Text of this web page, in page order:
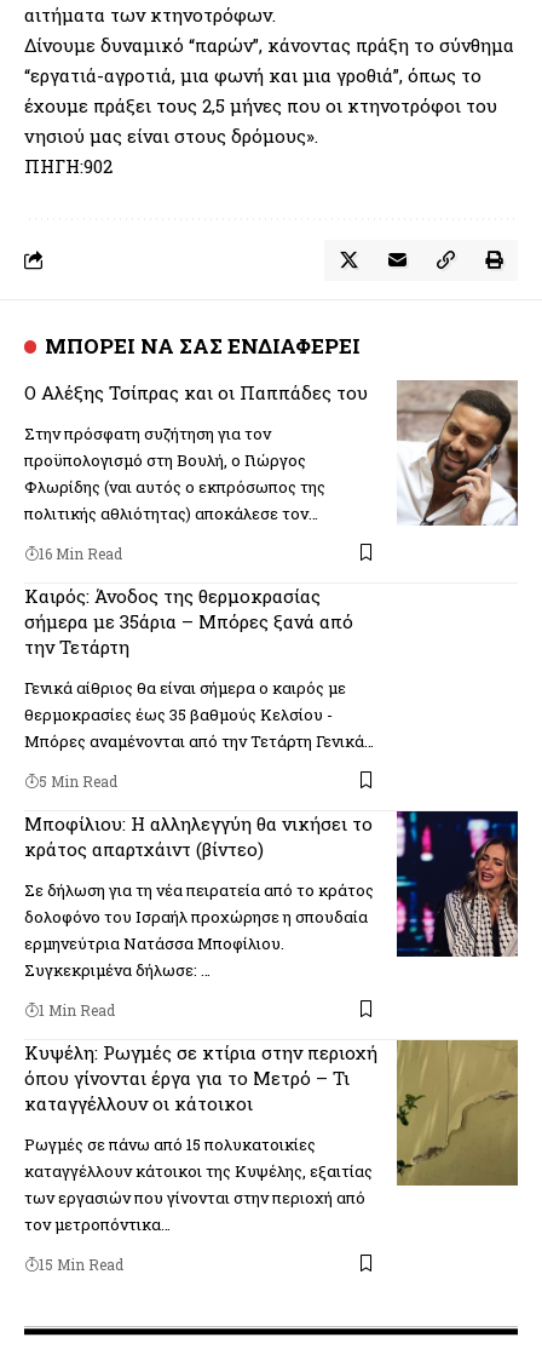
αιτήματα των κτηνοτρόφων.
Δίνουμε δυναμικό “παρών”, κάνοντας πράξη το σύνθημα
“εργατιά-αγροτιά, μια φωνή και μια γροθιά”, όπως το
έχουμε πράξει τους 2,5 μήνες που οι κτηνοτρόφοι του
νησιού μας είναι στους δρόμους».
ΠΗΓΗ:902
ΜΠΟΡΕΙ ΝΑ ΣΑΣ ΕΝΔΙΑΦΕΡΕΙ
Ο Αλέξης Τσίπρας και οι Παππάδες του
Στην πρόσφατη συζήτηση για τον
προϋπολογισμό στη Βουλή, ο Γιώργος
Φλωρίδης (ναι αυτός ο εκπρόσωπος της
πολιτικής αθλιότητας) αποκάλεσε τον…
16 Min Read
Καιρός: Άνοδος της θερμοκρασίας
σήμερα με 35άρια – Μπόρες ξανά από
την Τετάρτη
Γενικά αίθριος θα είναι σήμερα ο καιρός με
θερμοκρασίες έως 35 βαθμούς Κελσίου -
Μπόρες αναμένονται από την Τετάρτη Γενικά…
5 Min Read
Μποφίλιου: Η αλληλεγγύη θα νικήσει το
κράτος απαρτχάιντ (βίντεο)
Σε δήλωση για τη νέα πειρατεία από το κράτος
δολοφόνο του Ισραήλ προχώρησε η σπουδαία
ερμηνεύτρια Νατάσσα Μποφίλιου.
Συγκεκριμένα δήλωσε: …
1 Min Read
Κυψέλη: Ρωγμές σε κτίρια στην περιοχή
όπου γίνονται έργα για το Μετρό – Τι
καταγγέλλουν οι κάτοικοι
Ρωγμές σε πάνω από 15 πολυκατοικίες
καταγγέλλουν κάτοικοι της Κυψέλης, εξαιτίας
των εργασιών που γίνονται στην περιοχή από
τον μετροπόντικα…
15 Min Read